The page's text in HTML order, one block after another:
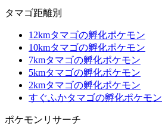
タマゴ距離別
12kmタマゴの孵化ポケモン
10kmタマゴの孵化ポケモン
7kmタマゴの孵化ポケモン
5kmタマゴの孵化ポケモン
2kmタマゴの孵化ポケモン
すぐふかタマゴの孵化ポケモン
ポケモンリサーチ